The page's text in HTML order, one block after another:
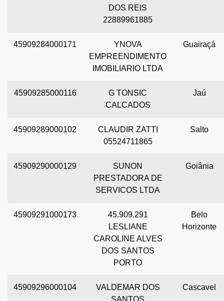
DOS REIS
22889961885
45909284000171
YNOVA
EMPREENDIMENTO
IMOBILIARIO LTDA
Guairaçá
45909285000116
G TONSIC
CALCADOS
Jaú
45909289000102
CLAUDIR ZATTI
05524711865
Salto
45909290000129
SUNON
PRESTADORA DE
SERVICOS LTDA
Goiânia
45909291000173
45.909.291
LESLIANE
CAROLINE ALVES
DOS SANTOS
PORTO
Belo
Horizonte
45909296000104
VALDEMAR DOS
SANTOS
Cascavel